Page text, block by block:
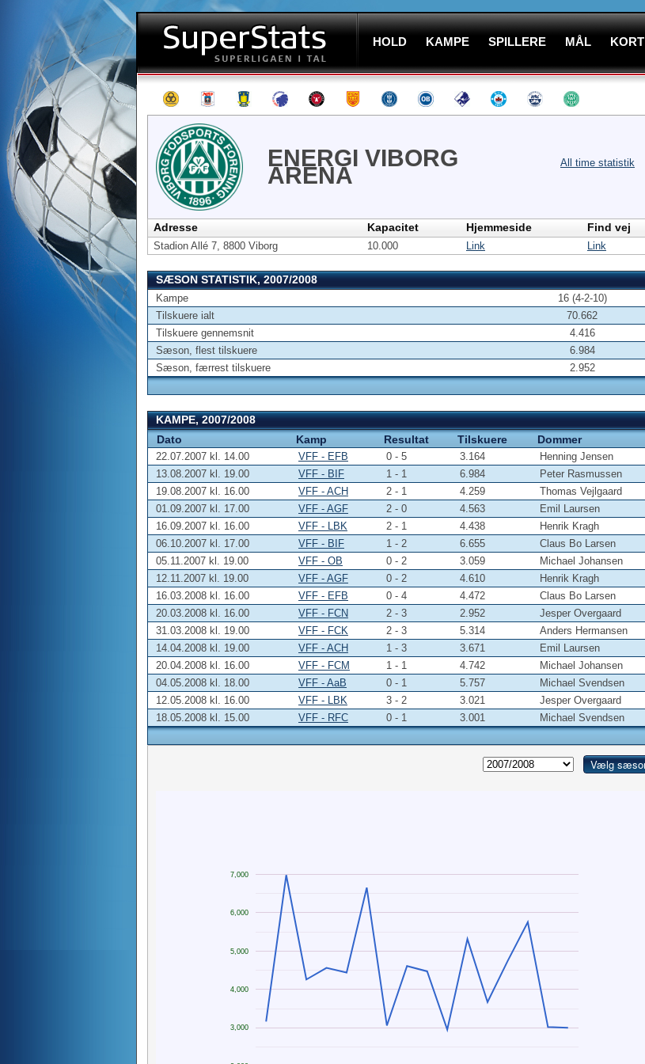
HOLD KAMPE SPILLERE MÅL KORT
ENERGI VIBORG
ARENA All time statistik
Adresse Kapacitet Hjemmeside Find vej
Stadion Allé 7, 8800 Viborg 10.000 Link Link
SÆSON STATISTIK, 2007/2008
Kampe
16 (4-2-10)
Tilskuere ialt
70.662
Tilskuere gennemsnit
4.416
Sæson, flest tilskuere
6.984
Sæson, færrest tilskuere
2.952
KAMPE, 2007/2008
Dato
Kamp Resultat Tilskuere Dommer
22.07.2007 kl. 14.00 VFF - EFB 0 - 5 3.164
Henning Jensen
13.08.2007 kl. 19.00
VFF - BIF 1 - 1 6.984
Peter Rasmussen
19.08.2007 kl. 16.00
VFF - ACH 2 - 1 4.259
Thomas Vejlgaard
01.09.2007 kl. 17.00
VFF - AGF 2 - 0 4.563
Emil Laursen
16.09.2007 kl. 16.00
VFF - LBK 2 - 1 4.438
Henrik Kragh
06.10.2007 kl. 17.00
VFF - BIF 1 - 2 6.655
Claus Bo Larsen
05.11.2007 kl. 19.00
VFF - OB 0 - 2 3.059
Michael Johansen
12.11.2007 kl. 19.00
VFF - AGF 0 - 2 4.610
Henrik Kragh
16.03.2008 kl. 16.00
VFF - EFB 0 - 4 4.472
Claus Bo Larsen
20.03.2008 kl. 16.00
VFF - FCN 2 - 3 2.952
Jesper Overgaard
31.03.2008 kl. 19.00
VFF - FCK 2 - 3 5.314
Anders Hermansen
14.04.2008 kl. 19.00
VFF - ACH 1 - 3 3.671
Emil Laursen
20.04.2008 kl. 16.00
VFF - FCM 1 - 1 4.742
Michael Johansen
04.05.2008 kl. 18.00
VFF - AaB 0 - 1 5.757
Michael Svendsen
12.05.2008 kl. 16.00
VFF - LBK 3 - 2 3.021
Jesper Overgaard
18.05.2008 kl. 15.00
VFF - RFC 0 - 1 3.001 Michael Svendsen
3,000
4,000
5,000
6,000
7,000